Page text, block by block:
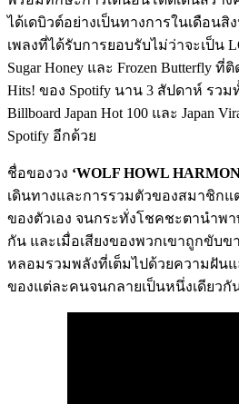
ได้เดบิวต์อย่างเป็นทางการในเดือนสิ
เพลงที่ได้รับการยอบรับไม่ว่าจะเป็น
Sugar Honey และ Frozen Butterfly ที่
Hits! ของ Spotify นาน 3 สัปดาห์ รว
Billboard Japan Hot 100 และ Japan
Spotify อีกด้วย
ชื่อของวง ‘WOLF HOWL
เดินทางและการรวมตัวของสมาชิก
ของตัวเอง จนกระทั่งโชคชะตานำพ
กัน และเมื่อเสียงของพวกเขาถูกขับข
หลอมรวมพลังที่เต็มไปด้วยความฝัน
ของแต่ละคนจนกลายเป็นหนึ่งเดียว